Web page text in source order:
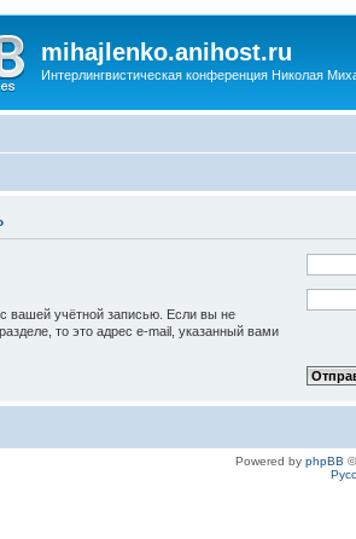
mihajlenko.anihost.ru
Интерлингвистическая конференция Николая
вашей учётной записью. Если вы не
то это адрес e-mail, указанный вами
Powered by phpBB